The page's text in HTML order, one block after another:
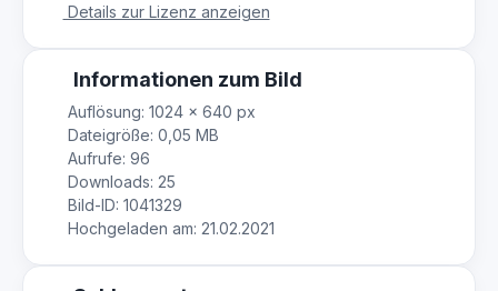
Details zur Lizenz anzeigen
Informationen zum Bild
Auflösung: 1024 × 640 px
Dateigröße: 0,05 MB
Aufrufe: 96
Downloads: 25
Bild-ID: 1041329
Hochgeladen am: 21.02.2021